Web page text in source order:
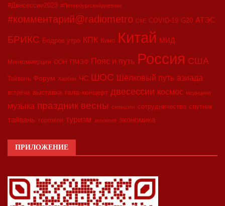
#Двесессии2023 #Петербургскийдневник
#комментарий@radiometro CIIE COVID-19 G20 АТЭС
БРИКС Бодрое утро КПК Кино Китай МИД
Минкоммерции ООН ПМЭФ Пояс и путь Россия США
Тайвань Форум Харбин ЧС ШОС Шёлковый путь азиада
встреча выставка гала-концерт двесессии космос медицина
музыка праздник весны синьцзян сотрудничество спутник
тайвань торговля туризм экология экономика
ПРИЛОЖЕНИЕ